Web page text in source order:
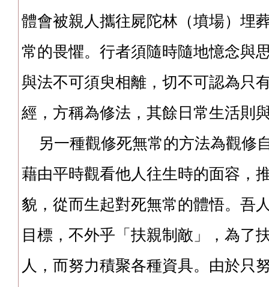
體會被親人攜往屍陀林（墳場）埋
常的畏懼。行者須隨時隨地憶念與
與法不可須臾相離，切不可認為只
經，方稱為修法，其餘日常生活則
另一種觀修死無常的方法為觀修
藉由平時觀看他人往生時的面容，
貌，從而生起對死無常的體悟。吾
目標，不外乎「扶親制敵」，為了
人，而努力積聚各種資具。由於只